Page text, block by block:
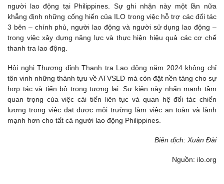
người lao động tại Philippines. Sự ghi nhận này một lần nữa
khẳng định những cống hiến của ILO trong việc hỗ trợ các đối tác
3 bên – chính phủ, người lao động và người sử dụng lao động –
trong việc xây dựng năng lực và thực hiện hiệu quả các cơ chế
thanh tra lao động.
Hội nghị Thượng đỉnh Thanh tra Lao động năm 2024 không chỉ
tôn vinh những thành tựu về ATVSLĐ mà còn đặt nền tảng cho sự
hợp tác và tiến bộ trong tương lai. Sự kiện này nhấn mạnh tầm
quan trọng của việc cải tiến liên tục và quan hệ đối tác chiến
lượng trong việc đạt được môi trường làm việc an toàn và lành
mạnh hơn cho tất cả người lao động Philippines.
Biên dịch: Xuân Đài
Nguồn: ilo.org